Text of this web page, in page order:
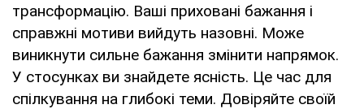
трансформацію. Ваші приховані бажання і
справжні мотиви вийдуть назовні. Може
виникнути сильне бажання змінити напрямок.
У стосунках ви знайдете ясність. Це час для
спілкування на глибокі теми. Довіряйте своїй